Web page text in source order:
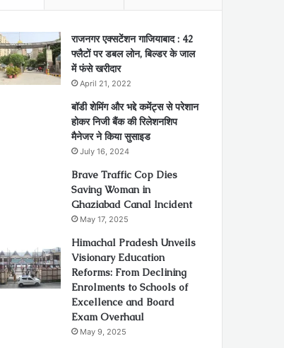
राजनगर एक्सटेंशन गाजियाबाद : 42
फ्लैटों पर डबल लोन, बिल्डर के जाल
में फंसे खरीदार
April 21, 2022
बॉडी शेमिंग और भद्दे कमेंट्स से परेशान
होकर निजी बैंक की रिलेशनशिप
मैनेजर ने किया सुसाइड
July 16, 2024
Brave Traffic Cop Dies
Saving Woman in
Ghaziabad Canal Incident
May 17, 2025
Himachal Pradesh Unveils
Visionary Education
Reforms: From Declining
Enrolments to Schools of
Excellence and Board
Exam Overhaul
May 9, 2025